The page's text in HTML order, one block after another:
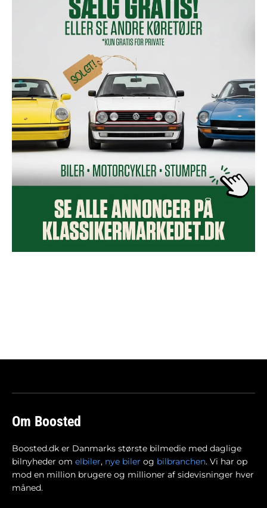
Om Boosted
Boosted.dk er Danmarks største bilmedie med daglige
bilnyheder om elbiler, nye biler og bilbranchen. Vi har op
mod en million brugere og millioner af sidevisninger hver
måned.